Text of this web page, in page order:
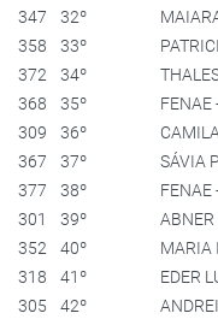
347 32º
358
33º
372
34º
368
35º
FENAE
309
36º
367
37º
SÁVIA
377
38º
FENAE
301
39º
ABNER
352
40º
MARIA
318
41º
EDER
305
42º